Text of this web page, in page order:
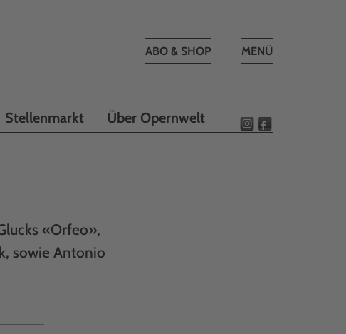
Toggle
MENÜ
ABO & SHOP
Stellenmarkt Über Opernwelt
«Orfeo»,
sowie Antonio